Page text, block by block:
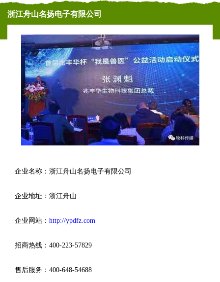
浙江舟山名扬电子有限公司
企业名称：浙江舟山名扬电子有限公司
企业地址：浙江舟山
企业网站： http://ypdfz.com
招商热线：400-223-57829
售后服务：400-648-54688